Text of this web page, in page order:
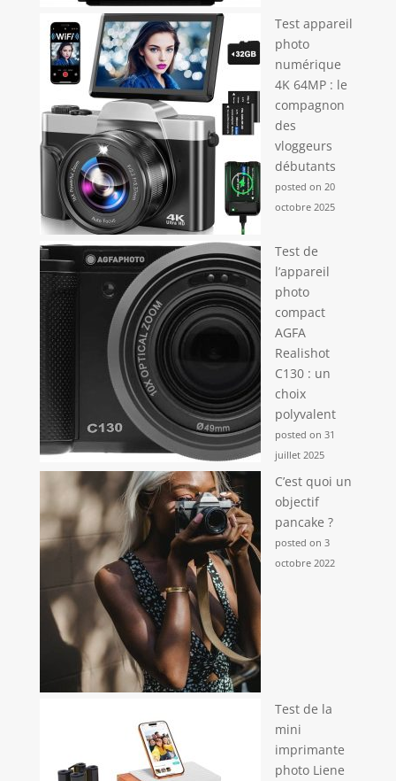
Test appareil
photo
numérique
4K 64MP : le
compagnon
des
vloggeurs
débutants
posted on 20
octobre 2025
Test de
l’appareil
photo
compact
AGFA
Realishot
C130 : un
choix
polyvalent
posted on 31
juillet 2025
C’est quoi un
objectif
pancake ?
posted on 3
octobre 2022
Test de la
mini
imprimante
photo Liene